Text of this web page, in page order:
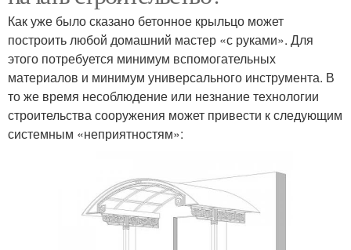
Как уже было сказано бетонное крыльцо может
построить любой домашний мастер «с руками». Для
этого потребуется минимум вспомогательных
материалов и минимум универсального инструмента. В
то же время несоблюдение или незнание технологии
строительства сооружения может привести к следующим
системным «неприятностям»: